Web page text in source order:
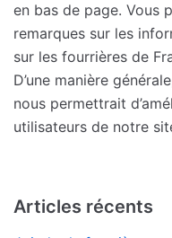
en bas de page. Vous
remarques sur les
sur les fourrières de
D’une manière
nous permettrait
utilisateurs de notre
Articles récents